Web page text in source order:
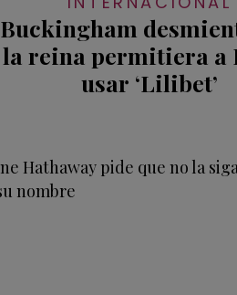
Buckingham
la reina permitiera a
usar ‘Lilibet’